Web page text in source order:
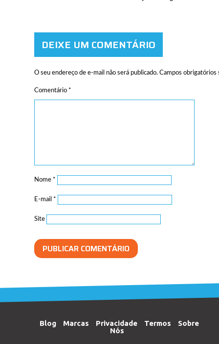
DEIXE UM COMENTÁRIO
O seu endereço de e-mail não será publicado. Campos obrigatórios
Comentário *
Nome *
E-mail *
Site
Blog Marcas Privacidade Termos
Sobre
Nós